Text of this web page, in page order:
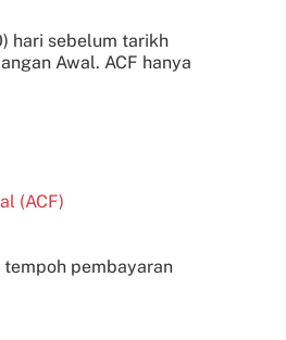
hari sebelum tarikh
Awal. ACF hanya
(ACF)
pembayaran